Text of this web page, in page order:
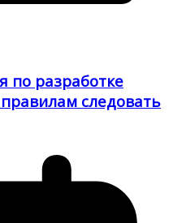
по разработке
следовать